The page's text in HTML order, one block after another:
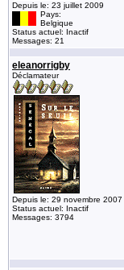
Depuis le: 23 juillet 2009
Pays:
Belgique
Status actuel: Inactif
Messages: 21
eleanorrigby
Déclamateur
Depuis le: 29 novembre 2007
Status actuel: Inactif
Messages: 3794